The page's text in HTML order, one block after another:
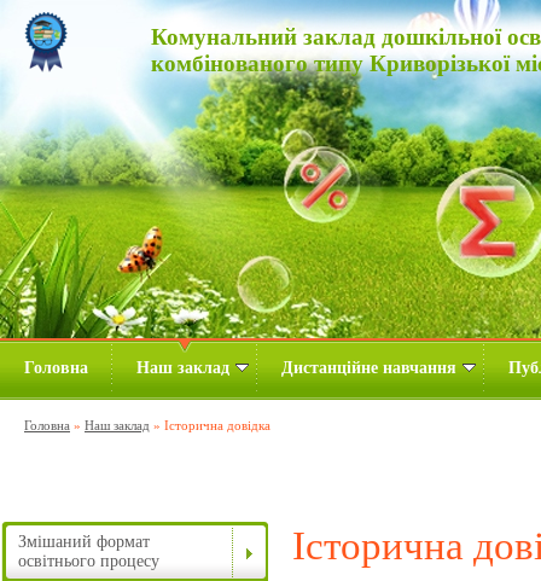
Комунальний заклад дошкільної
комбінованого типу Криворізької
Головна Наш заклад Дистанційне навчання
Головна » Наш заклад » Історична довідка
Змішаний формат
освітнього процесу
Історична